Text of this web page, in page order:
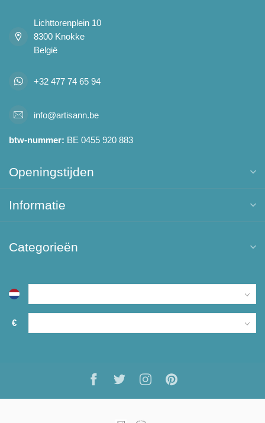
Lichttorenplein 10
8300 Knokke
België
+32 477 74 65 94
info@artisann.be
btw-nummer: BE 0455 920 883
Openingstijden
Informatie
Categorieën
€